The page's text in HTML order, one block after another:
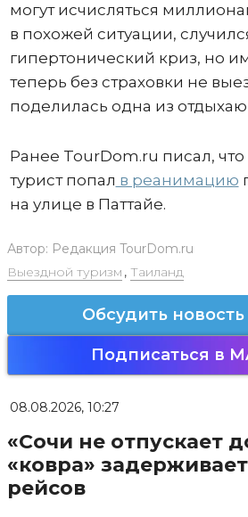
могут исчисляться
в похожей ситуации,
гипертонический криз, но
теперь без страховки не
поделилась одна из
Ранее TourDom.ru писал,
турист попал в реанимацию
на улице в Паттайе.
Автор: Редакция TourDom.ru
Выездной туризм , Таиланд
Обсудить новость
Подписаться в
08.08.2026, 10:27
«Сочи не отпускает
«ковра»
рейсов